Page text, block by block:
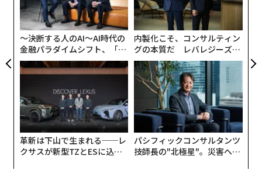
〜決断する人のAI〜AI時代の
金融パラダイムシフト、「超
個別化」の核心 【MUFG×ウ
ェルスナビ×PwC】
内製化こそ、コンサルティン
グの本質だ レバレジーズが
実践する、次世代ファームの
全貌
革新は下山で生まれる──レ
クサスが新型TZとESに込め
パシフィックコンサルタンツ
技師長の"北極星"。災害への